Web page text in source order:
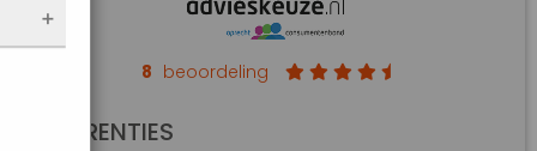
8 beoordeling
REFERENTIES
op